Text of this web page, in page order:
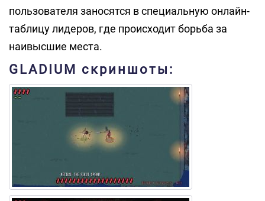
пользователя заносятся в специальную онлайн-
таблицу лидеров, где происходит борьба за
наивысшие места.
GLADIUM скриншоты: